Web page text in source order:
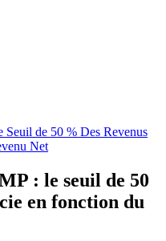
de 50 % Des Revenus
Net
: le seuil de 50
en fonction du